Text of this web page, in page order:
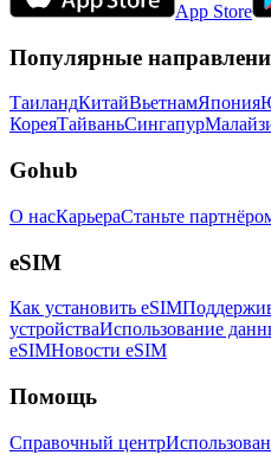
App Store
Популярные
ТаиландКитайВьетнамЯпония
КореяТайваньСингапур
Gohub
О насКарьераСтаньте
eSIM
Как установить eSIM
устройстваИспользование
eSIMНовости eSIM
Помощь
Справочный центр